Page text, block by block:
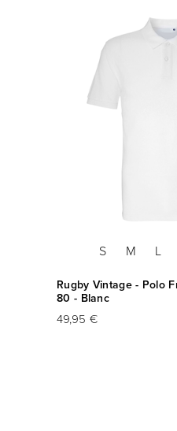
S M L
Rugby Vintage - Polo
80 - Blanc
49,95 €